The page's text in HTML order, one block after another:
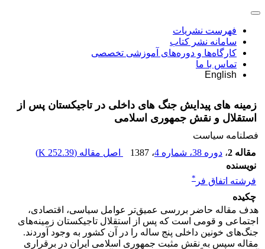
فهرست نشریات
سامانه نشر کتاب
کارگاه‌ها و دوره‌های آموزشی تخصصی
تماس با ما
English
زمینه های پیدایش جنگ های داخلی در تاجیکستان پس از
استقلال و نقش جمهوری اسلامی
فصلنامه سیاست
مقاله 2
، دوره 38، شماره 4 ، 1387 اصل مقاله (252.39 K
)
نویسنده
فرشته اتفاق فر *
چکیده
هدف مقاله حاضر بررسی عمیق‌تر عوامل سیاسی، اقتصادی،
اجتماعی و قومی است که پس از استقلال تاجیکستان زمینه‌های
جنگ‌های خونین داخلی پنج ساله را در آن کشور به وجود آوردند.
مقاله سپس به نقش مثبت جمهوری اسلامی ایران در برقراری